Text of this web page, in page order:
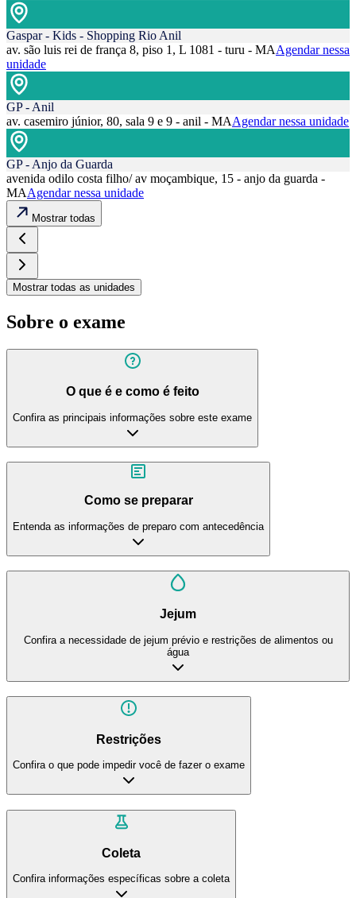
Gaspar - Kids - Shopping Rio Anil
av. são luis rei de frança 8, piso 1, L 1081 - turu - MAAgendar nessa
unidade
GP - Anil
av. casemiro júnior, 80, sala 9 e 9 - anil - MAAgendar nessa unidade
GP - Anjo da Guarda
avenida odilo costa filho/ av moçambique, 15 - anjo da guarda -
MAAgendar nessa unidade
Mostrar todas
Mostrar todas as unidades
Sobre o exame
O que é e como é feito
Confira as principais informações sobre este exame
Como se preparar
Entenda as informações de preparo com antecedência
Jejum
Confira a necessidade de jejum prévio e restrições de alimentos ou
água
Restrições
Confira o que pode impedir você de fazer o exame
Coleta
Confira informações específicas sobre a coleta